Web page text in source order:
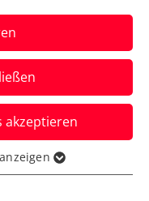
akzeptieren